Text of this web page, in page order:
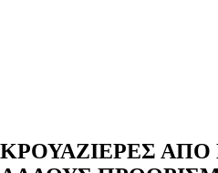
ΚΡΟΥΑΖΙΕΡΕΣ ΑΠΟ